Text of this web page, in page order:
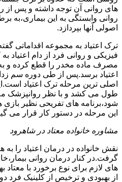
های روانی آن توجه داشته و پس از
روانی وابستگی به این
اصولی آنها بپردازد.
ترک اعتیاد به مجموعه اقداماتی
فیزیکی و روانی فرد از دام اعتیاد
مصرف ماده مخدر را قطع کرده و
اعتیاد برسد.پس از طی دوره سم
اصلی ترین مرحله ترک اعتیاد
طول می کشد و با نظر روانپزشک
شود،برنامه های تفریحی نظیر
این مرحله در دستور کار قرار می
مشاوره خانواده معتاد در شاهرود
نقش خانواده در درمان اعتیاد را به
گرفت.در کنار درمان روانی
های لازم برای نوع برخورد با معتاد
از بهبودی و ترخیص از کلینیک فرد